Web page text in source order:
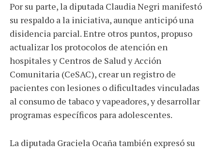
Por su parte, la diputada Claudia Negri manifestó
su respaldo a la iniciativa, aunque anticipó una
disidencia parcial. Entre otros puntos, propuso
actualizar los protocolos de atención en
hospitales y Centros de Salud y Acción
Comunitaria (CeSAC), crear un registro de
pacientes con lesiones o dificultades vinculadas
al consumo de tabaco y vapeadores, y desarrollar
programas específicos para adolescentes.
La diputada Graciela Ocaña también expresó su